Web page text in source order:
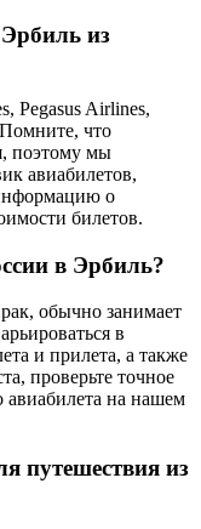
из
Pegasus Airlines,
что
поэтому мы
авиабилетов,
о
билетов.
в Эрбиль?
обычно занимает
в
и прилета, а также
проверьте точное
авиабилета на нашем
путешествия из